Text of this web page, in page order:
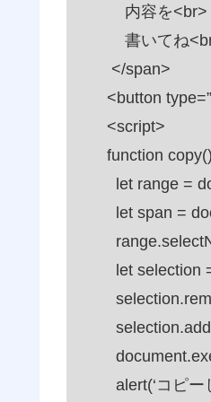
内容を<br>
書いてね
</span>
<button
<script>
function
let range =
let span =
let selection =
alert(‘コピー